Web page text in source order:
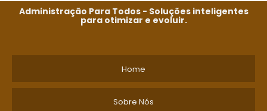
Administração Para Todos - Soluções inteligentes
para otimizar e evoluir.
Home
Sobre Nós